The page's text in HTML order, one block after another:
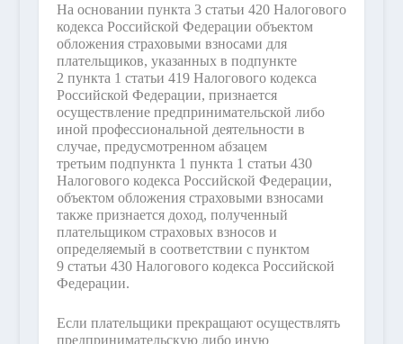
На основании пункта 3 статьи 420 Налогового
кодекса Российской Федерации объектом
обложения страховыми взносами для
плательщиков, указанных в подпункте
2 пункта 1 статьи 419 Налогового кодекса
Российской Федерации, признается
осуществление предпринимательской либо
иной профессиональной деятельности в
случае, предусмотренном абзацем
третьим подпункта 1 пункта 1 статьи 430
Налогового кодекса Российской Федерации,
объектом обложения страховыми взносами
также признается доход, полученный
плательщиком страховых взносов и
определяемый в соответствии с пунктом
9 статьи 430 Налогового кодекса Российской
Федерации.
Если плательщики прекращают осуществлять
предпринимательскую либо иную